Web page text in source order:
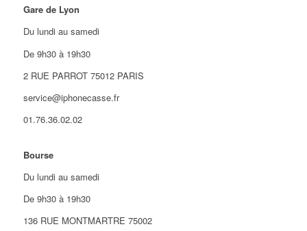
Gare de Lyon
Du lundi au samedi
De 9h30 à 19h30
2 RUE PARROT 75012 PARIS
service@iphonecasse.fr
01.76.36.02.02
Bourse
Du lundi au samedi
De 9h30 à 19h30
136 RUE MONTMARTRE 75002